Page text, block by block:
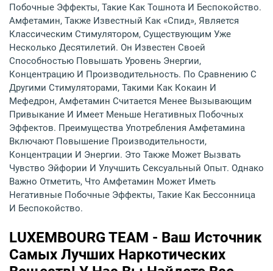
Побочные Эффекты, Такие Как Тошнота И Беспокойство.
Амфетамин, Также Известный Как «Спид», Является
Классическим Стимулятором, Существующим Уже
Несколько Десятилетий. Он Известен Своей
Способностью Повышать Уровень Энергии,
Концентрацию И Производительность. По Сравнению С
Другими Стимуляторами, Такими Как Кокаин И
Мефедрон, Амфетамин Считается Менее Вызывающим
Привыкание И Имеет Меньше Негативных Побочных
Эффектов. Преимущества Употребления Амфетамина
Включают Повышение Производительности,
Концентрации И Энергии. Это Также Может Вызвать
Чувство Эйфории И Улучшить Сексуальный Опыт. Однако
Важно Отметить, Что Амфетамин Может Иметь
Негативные Побочные Эффекты, Такие Как Бессонница
И Беспокойство.
LUXEMBOURG TEAM - Ваш Источник
Самых Лучших Наркотических